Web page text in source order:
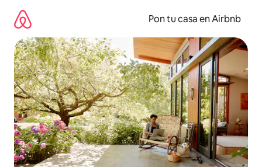
contenido
Pon tu casa en Airbnb